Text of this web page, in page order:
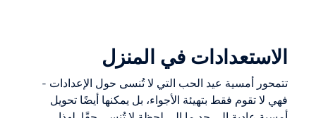
الاستعدادات في المنزل
تتمحور أمسية عيد الحب التي لا تُنسى حول الإعدادات -
فهي لا تقوم فقط بتهيئة الأجواء، بل يمكنها أيضًا تحويل